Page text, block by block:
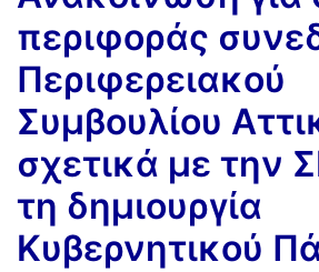
περιφοράς
Περιφερειακού
Συμβουλίου
σχετικά με την
τη δημιουργία
Κυβερνητικού